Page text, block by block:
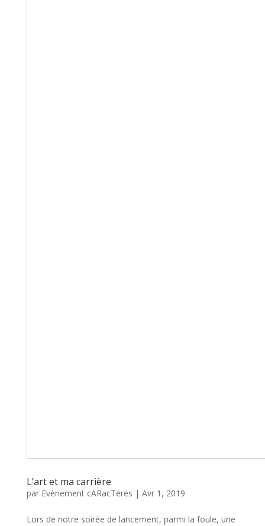
L’art et ma carrière
par Evènement cARacTères | Avr 1, 2019
Lors de notre soirée de lancement, parmi la foule, une